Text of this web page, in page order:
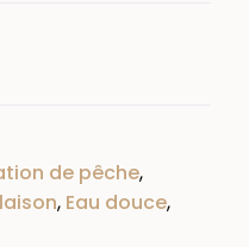
de pêche,
, Eau douce,